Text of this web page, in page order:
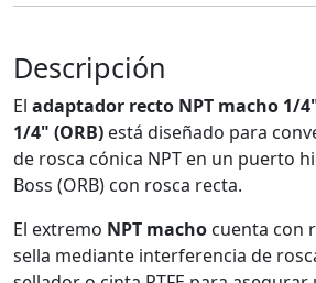
Descripción
El adaptador recto NPT macho 1/
1/4" (ORB) está diseñado para
de rosca cónica NPT en un puerto
Boss (ORB) con rosca recta.
El extremo NPT macho cuenta con
sella mediante interferencia de